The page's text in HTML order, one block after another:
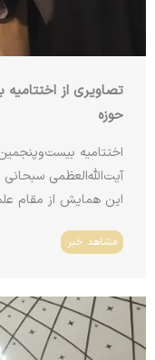
تصاویری از
حوزه
اختتامیه
آیت‌الله‌العظمی سبحانی
این همایش از مقام
مشاهد خبر